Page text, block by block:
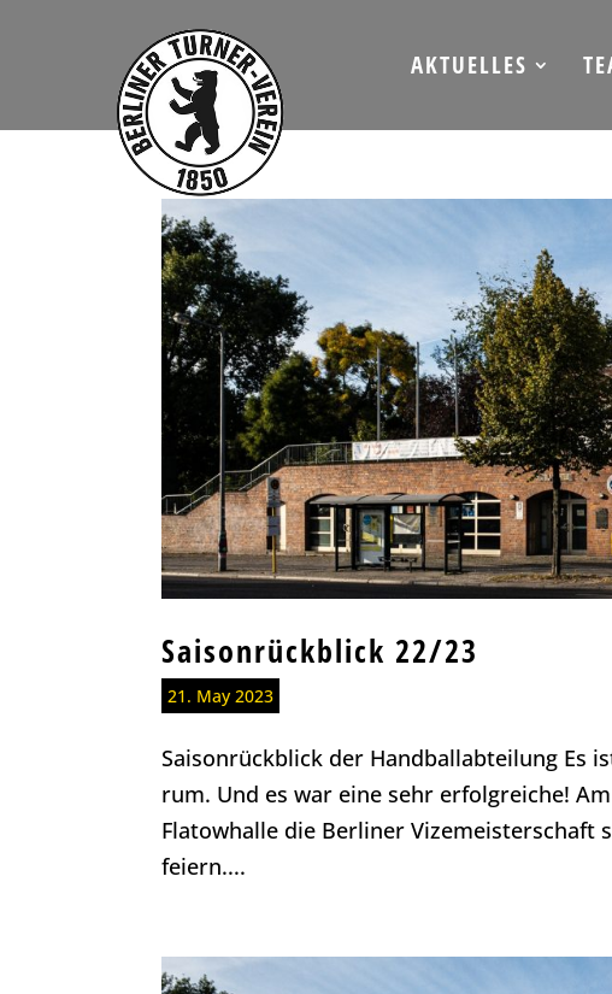
AKTUELLES
Saisonrückblick 22/23
21. May 2023
Saisonrückblick der Handballabteilung Es
rum. Und es war eine sehr erfolgreiche!
Flatowhalle die Berliner Vizemeisterschaft
feiern....